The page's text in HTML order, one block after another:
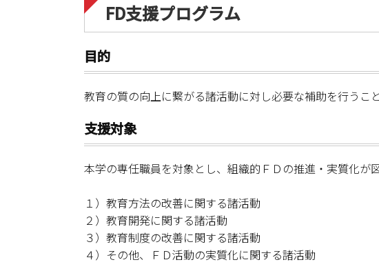
FD支援プログラム
目的
教育の質の向上に繋がる諸活動に対し必要な補助を行うこ
支援対象
本学の専任職員を対象とし、組織的ＦＤの推進・実質化が
１）教育方法の改善に関する諸活動
２）教育開発に関する諸活動
３）教育制度の改善に関する諸活動
４）その他、ＦＤ活動の実質化に関する諸活動